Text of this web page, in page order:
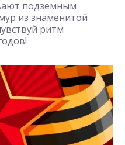
подземным
из знаменитой
ритм